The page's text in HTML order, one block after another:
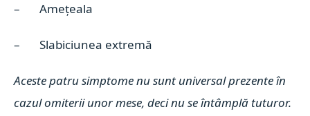
– Amețeala
– Slabiciunea extremă
Aceste patru simptome nu sunt universal prezente în
cazul omiterii unor mese, deci nu se întâmplă tuturor.